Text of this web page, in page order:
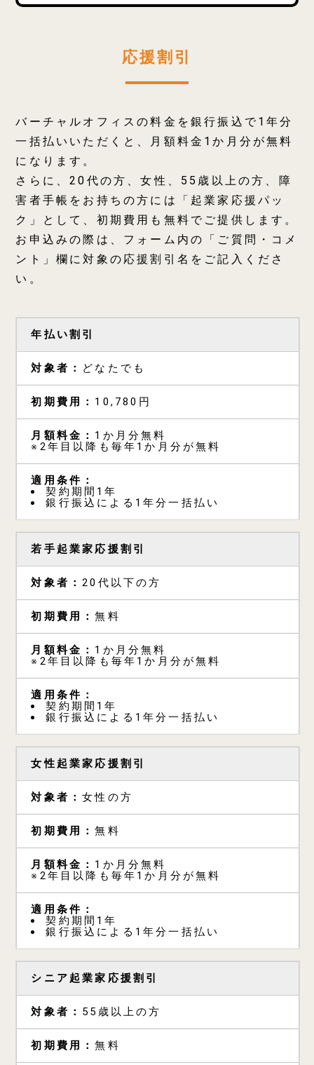
応援割引
バーチャルオフィスの料金を銀行振込で1年分
一括払いいただくと、月額料金1か月分が無料
になります。
さらに、20代の方、女性、55歳以上の方、障
害者手帳をお持ちの方には「起業家応援パッ
ク」として、初期費用も無料でご提供します。
お申込みの際は、フォーム内の「ご質問・コメ
ント」欄に対象の応援割引名をご記入くださ
い。
年払い割引
どなたでも
10,780円
1か月分無料
※2年目以降も毎年1か月分が無料
契約期間1年
銀行振込による1年分一括払い
若手起業家応援割引
20代以下の方
無料
1か月分無料
※2年目以降も毎年1か月分が無料
契約期間1年
銀行振込による1年分一括払い
女性起業家応援割引
女性の方
無料
1か月分無料
※2年目以降も毎年1か月分が無料
契約期間1年
銀行振込による1年分一括払い
シニア起業家応援割引
55歳以上の方
無料